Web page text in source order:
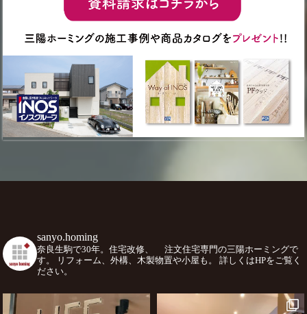
sanyo.homing
奈良生駒で30年。住宅改修、
注文住宅専門の三陽ホーミングで
す。
リフォーム、外構、木製物置や小屋も。
詳しくはHPをご覧く
ださい。